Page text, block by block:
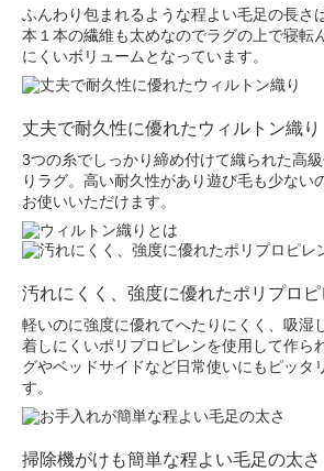
ふんわり包まれるような程よい毛足の長さ
本１本の繊維も太めなのでラグの上で寝転
にくいボリュームとなっています。
丈夫で耐久性に優れたウィルトン織り
3つの糸でしっかり締め付けて織られた高
りラグ。高い耐久性があり遊び毛も少ない
お使いいただけます。
汚れにくく、強度に優れたポリプロピ
軽いのに強度に優れてへたりにくく、吸湿
着しにくいポリプロピレンを使用して作ら
グやベッドサイドなど日常使いにもピッタ
す。
掃除機がけも簡単な程よい毛足の太さ